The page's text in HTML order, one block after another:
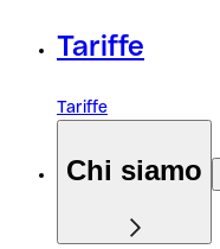
Tariffe
Tariffe
Chi siamo